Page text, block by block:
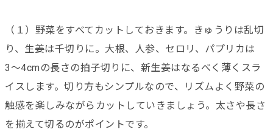
（１）野菜をすべてカットしておきます。きゅうりは乱切
り、生姜は千切りに。大根、人参、セロリ、パプリカは
3〜4cmの長さの拍子切りに、新生姜はなるべく薄くスラ
イスします。切り方もシンプルなので、リズムよく野菜の
触感を楽しみながらカットしていきましょう。太さや長さ
を揃えて切るのがポイントです。